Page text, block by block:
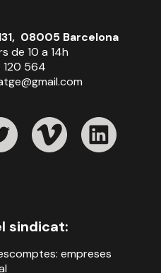
08005 Barcelona
de 10 a 14h
120 564
sindicat:
empreses